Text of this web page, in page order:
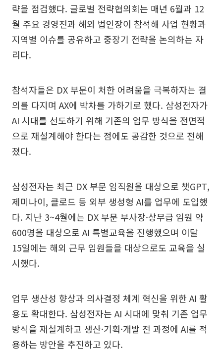
략을 점검했다. 글로벌 전략협의회는 매년 6월과 12
월 주요 경영진과 해외 법인장이 참석해 사업 현황과
지역별 이슈를 공유하고 중장기 전략을 논의하는 자
리다.
참석자들은 DX 부문이 처한 어려움을 극복하자는 결
의를 다지며 AX에 박차를 가하기로 했다. 삼성전자가
AI 시대를 선도하기 위해 기존의 업무 방식을 전면적
으로 재설계해야 한다는 점에도 공감한 것으로 전해
졌다.
삼성전자는 최근 DX 부문 임직원을 대상으로 챗GPT,
제미나이, 클로드 등 외부 생성형 AI를 업무에 도입했
다. 지난 3~4월에는 DX 부문 부사장·상무급 임원 약
600명을 대상으로 AI 특별교육을 진행했으며 이달
15일에는 해외 근무 임원들을 대상으로도 교육을 실
시했다.
업무 생산성 향상과 의사결정 체계 혁신을 위한 AI 활
용도 확대한다. 삼성전자는 AI 시대에 맞춰 기존 업무
방식을 재설계하고 생산·기획·개발 전 과정에 AI를 적
용하는 방안을 추진하고 있다.